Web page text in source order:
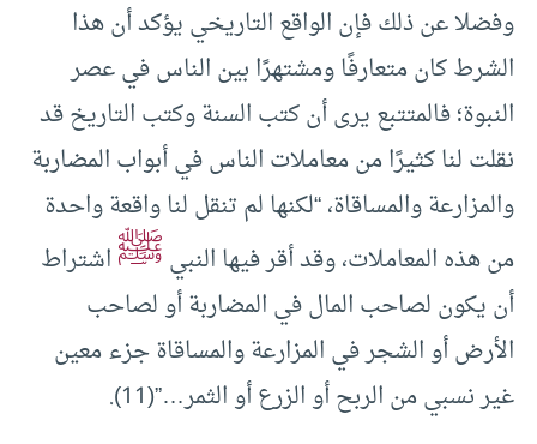
وفضلا عن ذلك فإن الواقع التاريخي يؤكد أن هذا
الشرط كان متعارفًا ومشتهرًا بين الناس في عصر
النبوة؛ فالمتتبع يرى أن كتب السنة وكتب التاريخ قد
نقلت لنا كثيرًا من معاملات الناس في أبواب المضاربة
والمزارعة والمساقاة، “لكنها لم تنقل لنا واقعة واحدة
من هذه المعاملات، وقد أقر فيها النبيﷺاشتراط
أن يكون لصاحب المال في المضاربة أو لصاحب
الأرض أو الشجر في المزارعة والمساقاة جزء معين
غير نسبي من الربح أو الزرع أو الثمر…”(11).